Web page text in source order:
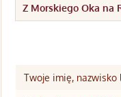
Z Morskiego Oka na
Twoje imię, nazwisko